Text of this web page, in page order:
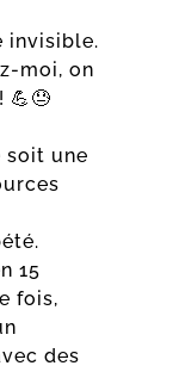
invisible.
moi, on
💪😓
soit une
15
fois,
des